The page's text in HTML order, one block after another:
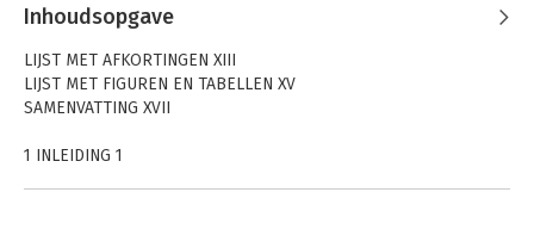
Inhoudsopgave
LIJST MET AFKORTINGEN XIII
LIJST MET FIGUREN EN TABELLEN XV
SAMENVATTING XVII
1 INLEIDING 1